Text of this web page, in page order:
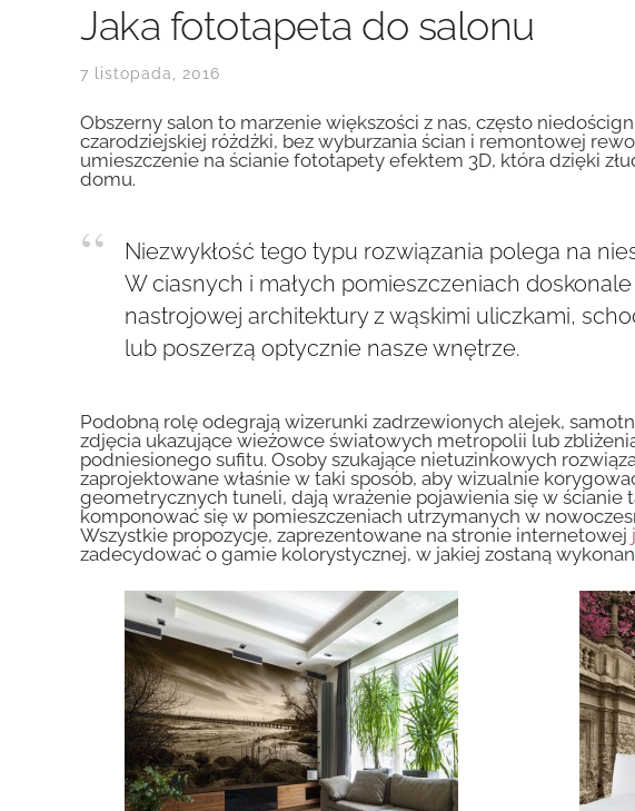
Jaka fototapeta do salonu
7 listopada, 2016
Obszerny salon to marzenie większości z nas, często
czarodziejskiej różdżki, bez wyburzania ścian i remontowej
umieszczenie na ścianie fototapety efektem 3D, która dzięki
domu.
Niezwykłość tego typu rozwiązania polega na
W ciasnych i małych pomieszczeniach
nastrojowej architektury z wąskimi uliczkami,
lub poszerzą optycznie nasze wnętrze.
Podobną rolę odegrają wizerunki zadrzewionych alejek,
zdjęcia ukazujące wieżowce światowych metropolii lub
podniesionego sufitu. Osoby szukające nietuzinkowych
zaprojektowane właśnie w taki sposób, aby wizualnie
geometrycznych tuneli, dają wrażenie pojawienia się w
komponować się w pomieszczeniach utrzymanych w
Wszystkie propozycje, zaprezentowane na stronie internetowej
zadecydować o gamie kolorystycznej, w jakiej zostaną